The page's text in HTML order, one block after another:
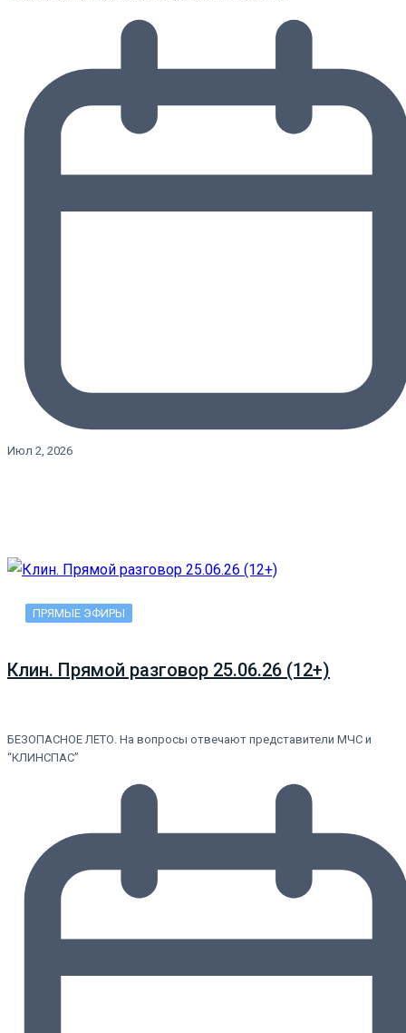
Июл 2, 2026
ПРЯМЫЕ ЭФИРЫ
Клин. Прямой разговор 25.06.26 (12+)
БЕЗОПАСНОЕ ЛЕТО. На вопросы отвечают представители МЧС и
“КЛИНСПАС”